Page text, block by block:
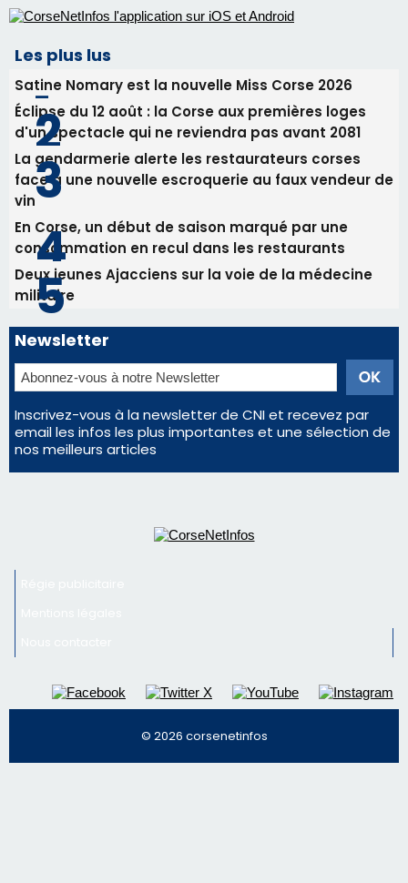
face à une nouvelle escroquerie au faux vendeur de
En Corse, un début de saison marqué par une
consommation en recul dans les restaurants
Deux jeunes Ajacciens sur la voie de la médecine
militaire
Newsletter
Inscrivez-vous à la newsletter de CNI et recevez par
email les infos les plus importantes et une sélection de
nos meilleurs articles
Régie publicitaire
Mentions légales
Nous contacter